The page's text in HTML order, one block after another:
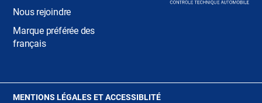
Nous rejoindre
Marque préférée des
français
MENTIONS LÉGALES ET ACCESSIBLITÉ(OUVRE